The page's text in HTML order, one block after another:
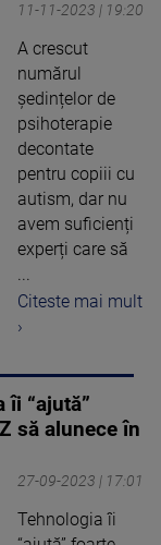
11-11-2023 | 19:20
A crescut
numărul
ședințelor de
psihoterapie
decontate
pentru copiii cu
autism, dar nu
avem suficienți
experți care să
...
Citeste mai mult
›
îi “ajută”
să alunece în
27-09-2023 | 17:01
Tehnologia îi